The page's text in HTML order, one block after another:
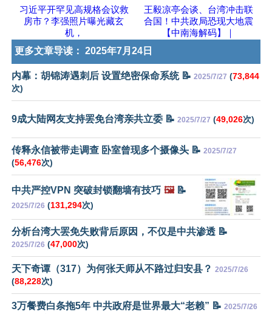
习近平开罕见高规格会议救
房市？李强照片曝光藏玄
机，
王毅凉亭会谈、台湾冲击联
合国！中共政局恐现大地震
【中南海解码】｜
更多文章导读： 2025年7月24日
内幕：胡锦涛遇刺后 设置绝密保命系统 📝 2025/7/27 (73,844
次)
9成大陆网友支持罢免台湾亲共立委 📝 2025/7/27 (49,026次)
传释永信被带走调查 卧室曾现多个摄像头 📝 2025/7/27
(56,476次)
中共严控VPN 突破封锁翻墙有技巧 🖼️📝
2025/7/26 (131,294次)
分析台湾大罢免失败背后原因，不仅是中共渗透 📝
2025/7/26 (47,000次)
天下奇谭（317）为何张天师从不路过归安县？ 2025/7/26
(88,228次)
3万餐费白条拖5年 中共政府是世界最大“老赖” 📝 2025/7/26